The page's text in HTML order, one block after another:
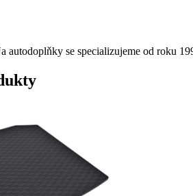
autodoplňky se specializujeme od roku